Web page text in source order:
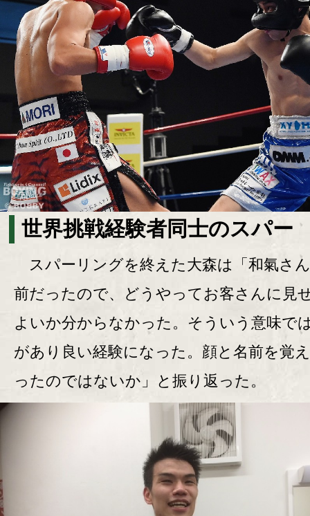
世界挑戦経験者同士のスパー
スパーリングを終えた大森は「和氣さ
前だったので、どうやってお客さんに見
よいか分からなかった。そういう意味で
があり良い経験になった。顔と名前を覚
ったのではないか」と振り返った。